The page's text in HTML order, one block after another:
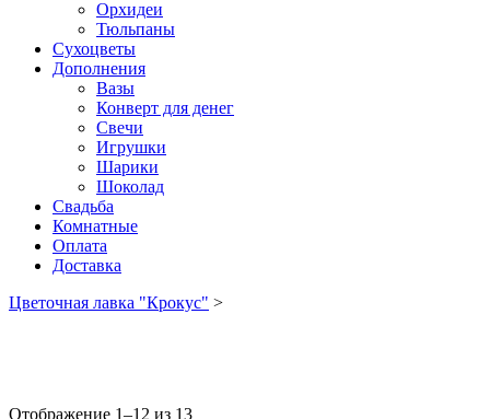
Орхидеи
Тюльпаны
Сухоцветы
Дополнения
Вазы
Конверт для денег
Свечи
Игрушки
Шарики
Шоколад
Свадьба
Комнатные
Оплата
Доставка
Цветочная лавка "Крокус" >
Отображение 1–12 из 13